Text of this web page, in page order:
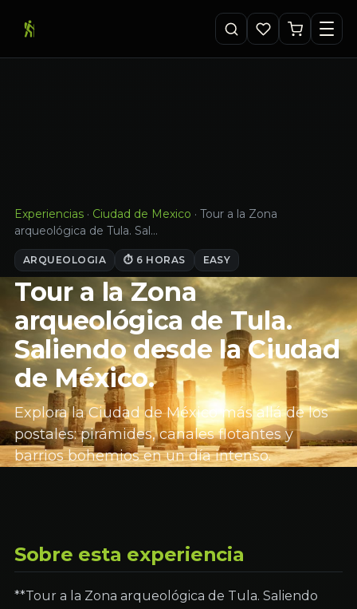
Experiencias · Ciudad de Mexico · Tour a la Zona
arqueológica de Tula. Sal…
ARQUEOLOGIA ⏱ 6 HORAS EASY
Tour a la Zona
arqueológica de Tula.
Saliendo desde la Ciudad
de México.
Explora la Ciudad de México más allá de los
postales: pirámides, canales flotantes y
barrios bohemios en un día intenso.
Sobre esta experiencia
**Tour a la Zona arqueológica de Tula. Saliendo